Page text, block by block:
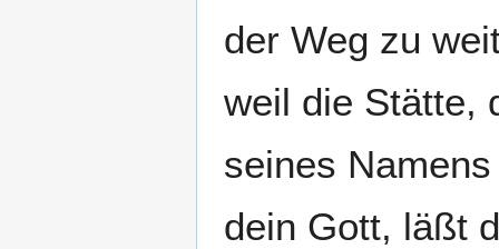
der Weg zu
weil die Stätte,
seines
dein Gott, läßt